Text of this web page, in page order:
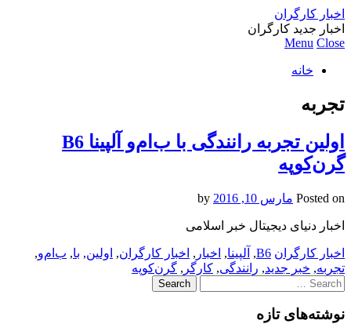
اخبار کارگران
اخبار جدید کارگران
Menu Close
خانه
تجربه
اولین تجربه رانندگی با ب‌ام‌و آلپینا B6
گرن‌کوپه
Posted on مارس 10, 2016
اخبار دنیای دیجیتال خبر اسلامی
اخبار کارگران B6
, آلپینا, اخبار , اخبار کارگران, اولین, با, ب‌ام‌و,
تجربه, خبر جدید, رانندگی, کارگر , گرن‌کوپه
Search
for:
نوشته‌های تازه